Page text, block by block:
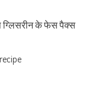
ग्लिसरीन के फेस पैक्स